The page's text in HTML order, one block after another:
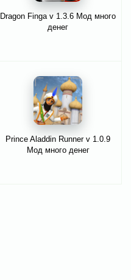
Dragon Finga v 1.3.6 Мод много
денег
Prince Aladdin Runner v 1.0.9
Мод много денег